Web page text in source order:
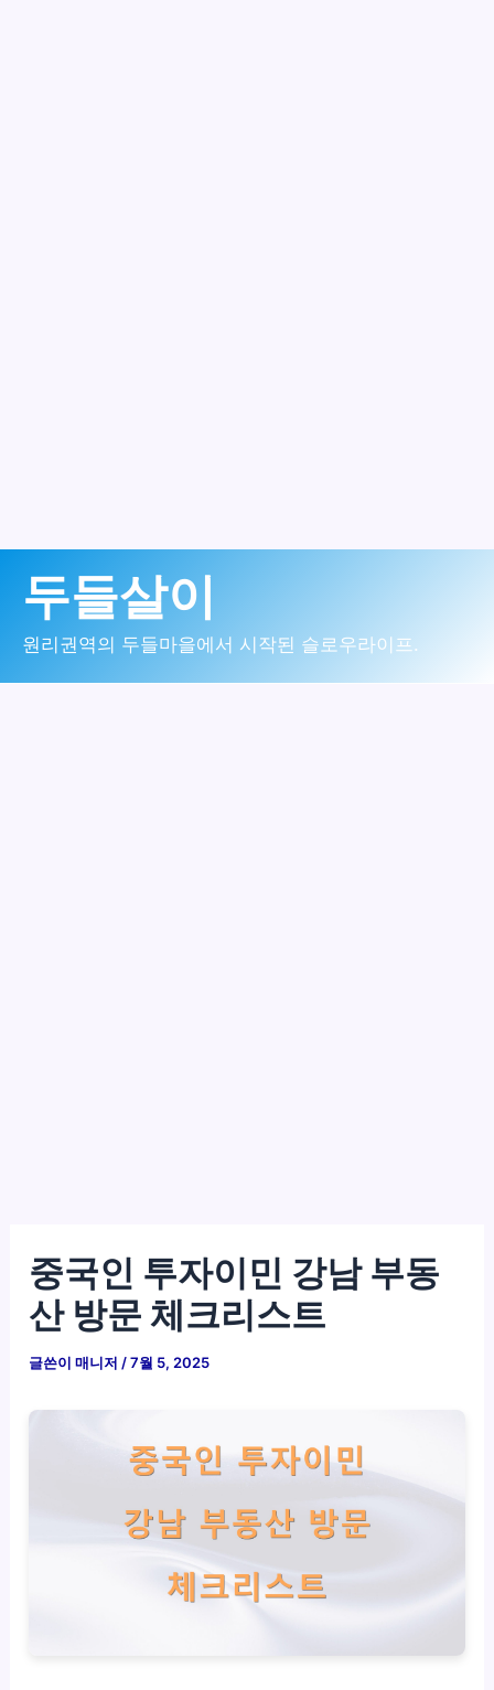
로
두들살이
원리권역의 두들마을에서 시작된 슬로우라이프.
중국인 투자이민 강남 부동
산 방문 체크리스트
글쓴이매니저 /7월 5, 2025